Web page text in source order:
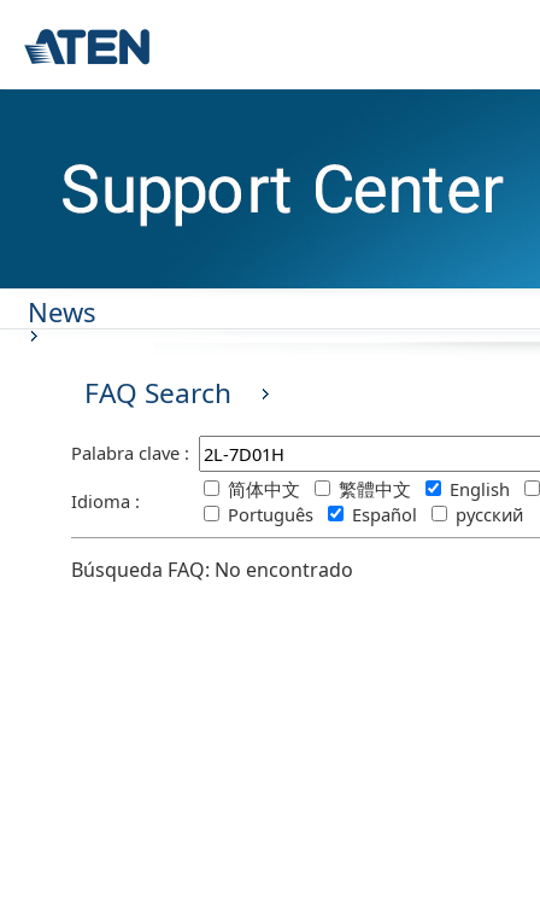
News
FAQ Search
Palabra clave :
Idioma :
简体中文 繁體中文
English
Português
Español русский